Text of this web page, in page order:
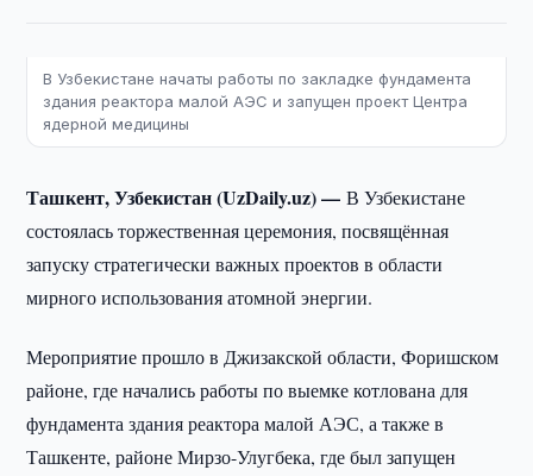
В Узбекистане начаты работы по закладке фундамента
здания реактора малой АЭС и запущен проект Центра
ядерной медицины
Ташкент, Узбекистан (UzDaily.uz) —В Узбекистане
состоялась торжественная церемония, посвящённая
запуску стратегически важных проектов в области
мирного использования атомной энергии.
Мероприятие прошло в Джизакской области, Форишском
районе, где начались работы по выемке котлована для
фундамента здания реактора малой АЭС, а также в
Ташкенте, районе Мирзо-Улугбека, где был запущен